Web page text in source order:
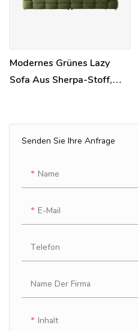
Senden Sie Ihre Anfrage
Name
E-Mail
Telefon
Name Der Firma
Inhalt
Modernes Grünes Lazy
Sofa Aus Sherpa-Stoff,